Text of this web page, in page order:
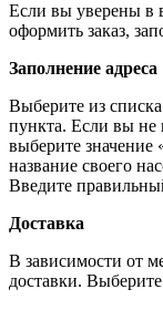
Если вы уверены в
оформить заказ,
Заполнение адреса
Выберите из
пункта. Если вы не
выберите
название своего
Введите
Доставка
В зависимости от
доставки.